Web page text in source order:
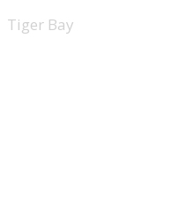
Tiger Bay